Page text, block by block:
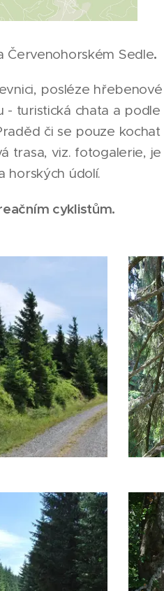
Červenohorském Sedle.
posléze
- turistická chata a podle
či se pouze kochat
trasa, viz. fotogalerie,
horských údolí.
cyklistům.